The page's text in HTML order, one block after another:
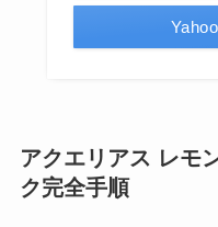
アクエリアス レモ
ク完全手順